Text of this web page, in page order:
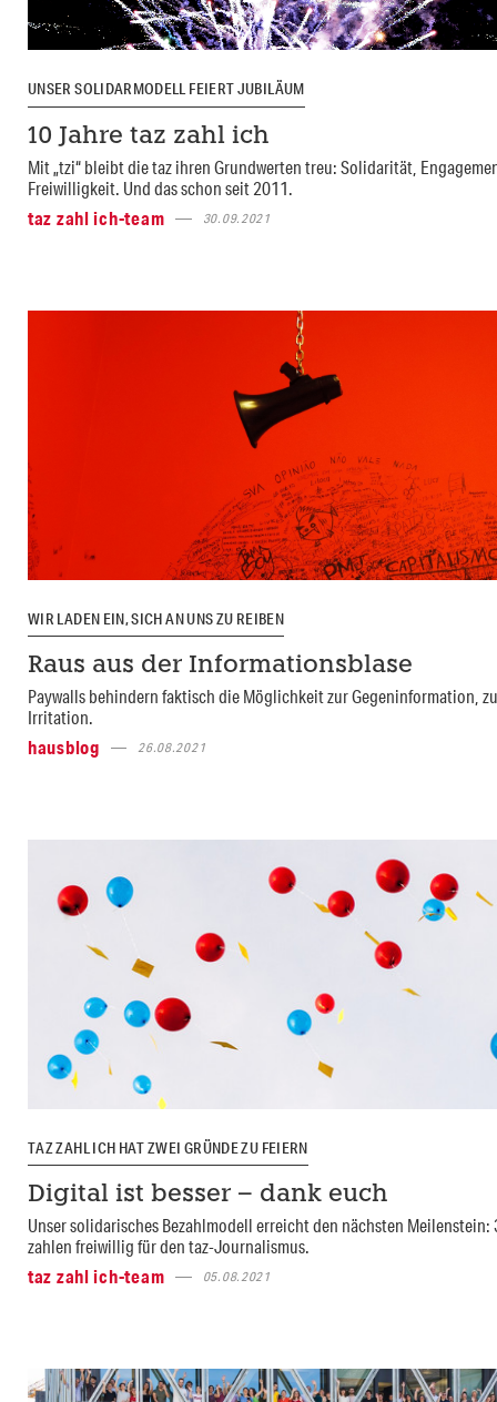
UNSER SOLIDARMODELL FEIERT JUBILÄUM
10 Jahre taz zahl ich
Mit „tzi“ bleibt die taz ihren Grundwerten treu: Solidarität,
Freiwilligkeit. Und das schon seit 2011.
taz zahl ich-team
30.09.2021
WIR LADEN EIN, SICH AN UNS ZU REIBEN
Raus aus der Informationsblase
Paywalls behindern faktisch die Möglichkeit zur Gegeninformation,
Irritation.
hausblog
26.08.2021
TAZ ZAHL ICH HAT ZWEI GRÜNDE ZU FEIERN
Digital ist besser – dank euch
Unser solidarisches Bezahlmodell erreicht den nächsten Meilenstein:
zahlen freiwillig für den taz-Journalismus.
taz zahl ich-team
05.08.2021